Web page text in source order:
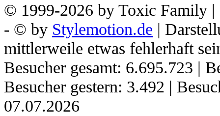
© 1999-2026 by Toxic Family |
- © by Stylemotion.de |
mittlerweile etwas fehlerhaft
Besucher gesamt: 6.695.723 |
Besucher gestern: 3.492 |
07.07.2026